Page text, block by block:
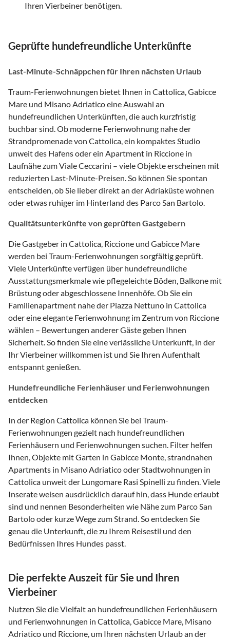
Ihren Vierbeiner benötigen.
Geprüfte hundefreundliche Unterkünfte
Last-Minute-Schnäppchen für Ihren nächsten Urlaub
Traum-Ferienwohnungen bietet Ihnen in Cattolica, Gabicce
Mare und Misano Adriatico eine Auswahl an
hundefreundlichen Unterkünften, die auch kurzfristig
buchbar sind. Ob moderne Ferienwohnung nahe der
Strandpromenade von Cattolica, ein kompaktes Studio
unweit des Hafens oder ein Apartment in Riccione in
Laufnähe zum Viale Ceccarini – viele Objekte erscheinen mit
reduzierten Last-Minute-Preisen. So können Sie spontan
entscheiden, ob Sie lieber direkt an der Adriaküste wohnen
oder etwas ruhiger im Hinterland des Parco San Bartolo.
Qualitätsunterkünfte von geprüften Gastgebern
Die Gastgeber in Cattolica, Riccione und Gabicce Mare
werden bei Traum-Ferienwohnungen sorgfältig geprüft.
Viele Unterkünfte verfügen über hundefreundliche
Ausstattungsmerkmale wie pflegeleichte Böden, Balkone mit
Brüstung oder abgeschlossene Innenhöfe. Ob Sie ein
Familienapartment nahe der Piazza Nettuno in Cattolica
oder eine elegante Ferienwohnung im Zentrum von Riccione
wählen – Bewertungen anderer Gäste geben Ihnen
Sicherheit. So finden Sie eine verlässliche Unterkunft, in der
Ihr Vierbeiner willkommen ist und Sie Ihren Aufenthalt
entspannt genießen.
Hundefreundliche Ferienhäuser und Ferienwohnungen
entdecken
In der Region Cattolica können Sie bei Traum-
Ferienwohnungen gezielt nach hundefreundlichen
Ferienhäusern und Ferienwohnungen suchen. Filter helfen
Ihnen, Objekte mit Garten in Gabicce Monte, strandnahen
Apartments in Misano Adriatico oder Stadtwohnungen in
Cattolica unweit der Lungomare Rasi Spinelli zu finden. Viele
Inserate weisen ausdrücklich darauf hin, dass Hunde erlaubt
sind und nennen Besonderheiten wie Nähe zum Parco San
Bartolo oder kurze Wege zum Strand. So entdecken Sie
genau die Unterkunft, die zu Ihrem Reisestil und den
Bedürfnissen Ihres Hundes passt.
Die perfekte Auszeit für Sie und Ihren
Vierbeiner
Nutzen Sie die Vielfalt an hundefreundlichen Ferienhäusern
und Ferienwohnungen in Cattolica, Gabicce Mare, Misano
Adriatico und Riccione, um Ihren nächsten Urlaub an der